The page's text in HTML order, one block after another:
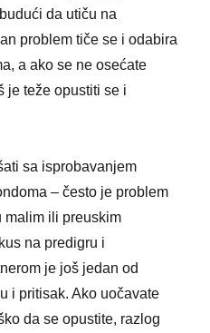
da utiču na
problem tiče se i odabira
a ako se ne osećate
je teže opustiti se i
sa isprobavanjem
– često je problem
malim ili preuskim
na predigru i
je još jedan od
i pritisak. Ako uočavate
da se opustite, razlog